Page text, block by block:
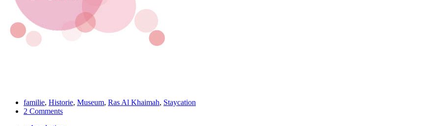
familie, Historie, Museum, Ras Al Khaimah, Staycation
2 Comments